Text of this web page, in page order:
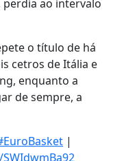
ao intervalo
o título de há
cetros de Itália e
enquanto a
de sempre, a
|